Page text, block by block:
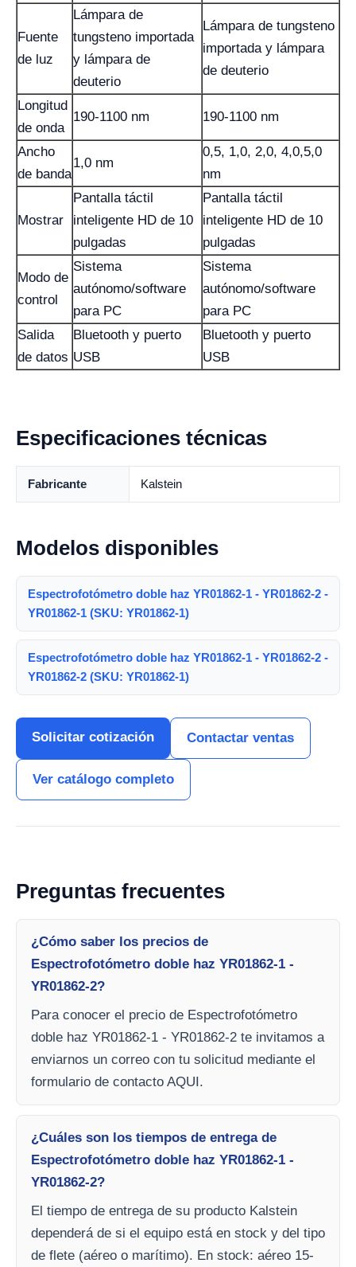
Fuente
de luz
Lámpara de
tungsteno importada
y lámpara de
deuterio
Lámpara de tungsteno
importada y lámpara
de deuterio
Longitud
de onda
190-1100 nm 190-1100 nm
Ancho
de banda
1,0 nm
0,5, 1,0, 2,0, 4,0,5,0
nm
Mostrar
Pantalla táctil
inteligente HD de 10
pulgadas
Pantalla táctil
inteligente HD de 10
pulgadas
Modo de
control
Sistema
autónomo/software
para PC
Sistema
autónomo/software
para PC
Salida
de datos
Bluetooth y puerto
USB
Bluetooth y puerto
USB
Especificaciones técnicas
Fabricante Kalstein
Modelos disponibles
Espectrofotómetro doble haz YR01862-1 - YR01862-2 -
YR01862-1 (SKU: YR01862-1)
Espectrofotómetro doble haz YR01862-1 - YR01862-2 -
YR01862-2 (SKU: YR01862-1)
Solicitar cotización Contactar ventas
Ver catálogo completo
Preguntas frecuentes
¿Cómo saber los precios de
Espectrofotómetro doble haz YR01862-1 -
YR01862-2?
Para conocer el precio de Espectrofotómetro
doble haz YR01862-1 - YR01862-2 te invitamos a
enviarnos un correo con tu solicitud mediante el
formulario de contacto AQUI.
¿Cuáles son los tiempos de entrega de
Espectrofotómetro doble haz YR01862-1 -
YR01862-2?
El tiempo de entrega de su producto Kalstein
dependerá de si el equipo está en stock y del tipo
de flete (aéreo o marítimo). En stock: aéreo 15-